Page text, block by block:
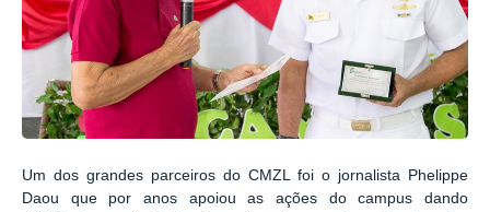
Um dos grandes parceiros do CMZL foi o jornalista Phelippe
Daou que por anos apoiou as ações do campus dando